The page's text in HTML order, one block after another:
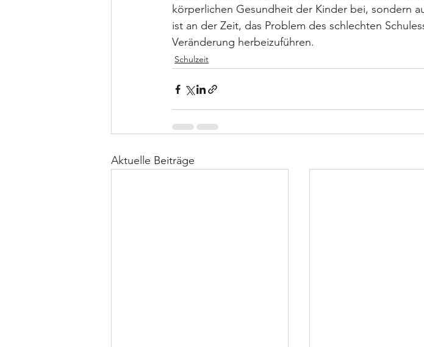
körperlichen Gesundheit der Kinder bei, sondern
ist an der Zeit, das Problem des schlechten
Veränderung herbeizuführen.
Schulzeit
Aktuelle Beiträge